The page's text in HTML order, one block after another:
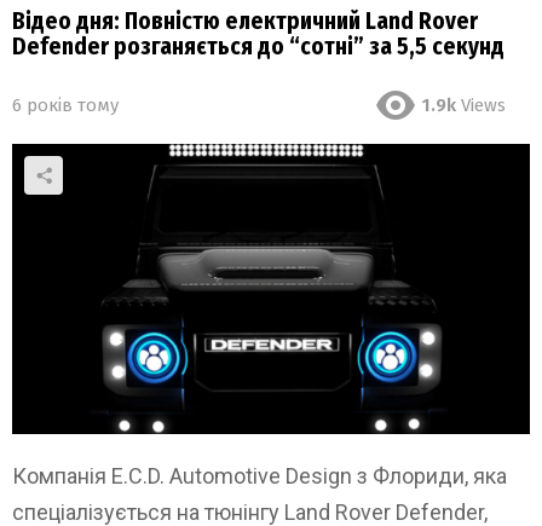
Відео дня: Повністю електричний Land Rover
Defender розганяється до “сотні” за 5,5 секунд
6 років тому 1.9k Views
Компанія E.C.D. Automotive Design з Флориди, яка
спеціалізується на тюнінгу Land Rover Defender,